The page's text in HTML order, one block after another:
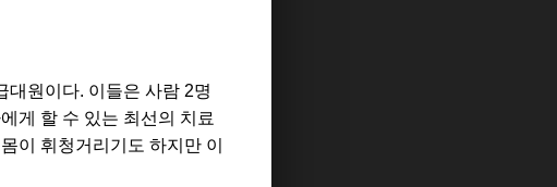
대원이다. 이들은 사람 2명
게 할 수 있는 최선의 치료
이 휘청거리기도 하지만 이